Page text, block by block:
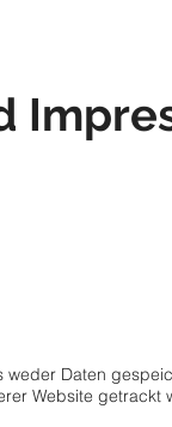
Daten
Website